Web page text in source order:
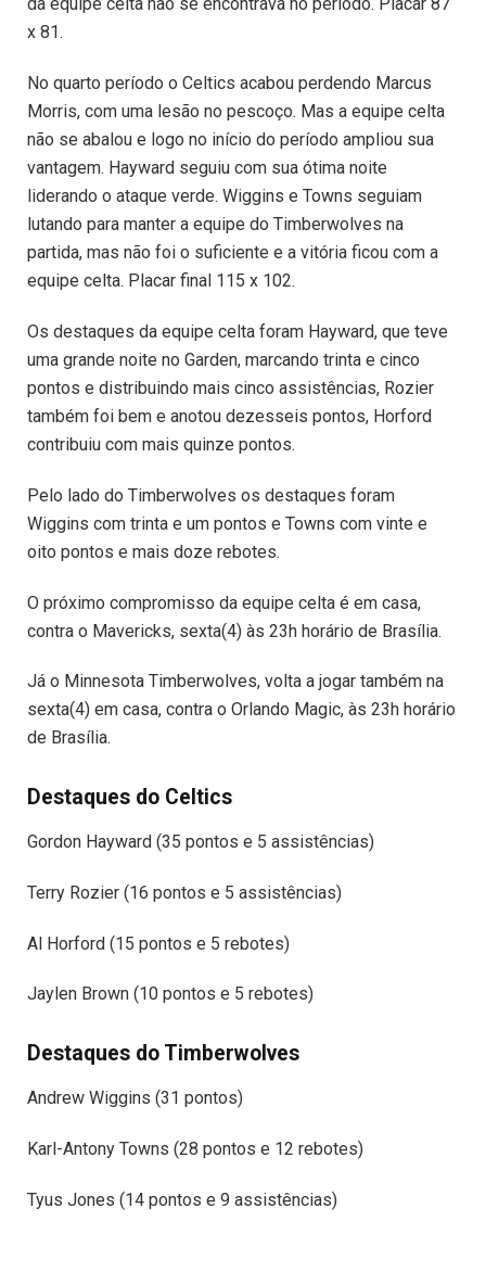
da equipe celta não se encontrava no período. Placar 87
x 81.
No quarto período o Celtics acabou perdendo Marcus
Morris, com uma lesão no pescoço. Mas a equipe celta
não se abalou e logo no início do período ampliou sua
vantagem. Hayward seguiu com sua ótima noite
liderando o ataque verde. Wiggins e Towns seguiam
lutando para manter a equipe do Timberwolves na
partida, mas não foi o suficiente e a vitória ficou com a
equipe celta. Placar final 115 x 102.
Os destaques da equipe celta foram Hayward, que teve
uma grande noite no Garden, marcando trinta e cinco
pontos e distribuindo mais cinco assistências, Rozier
também foi bem e anotou dezesseis pontos, Horford
contribuiu com mais quinze pontos.
Pelo lado do Timberwolves os destaques foram
Wiggins com trinta e um pontos e Towns com vinte e
oito pontos e mais doze rebotes.
O próximo compromisso da equipe celta é em casa,
contra o Mavericks, sexta(4) às 23h horário de Brasília.
Já o Minnesota Timberwolves, volta a jogar também na
sexta(4) em casa, contra o Orlando Magic, às 23h horário
de Brasília.
Destaques do Celtics
Gordon Hayward (35 pontos e 5 assistências)
Terry Rozier (16 pontos e 5 assistências)
Al Horford (15 pontos e 5 rebotes)
Jaylen Brown (10 pontos e 5 rebotes)
Destaques do Timberwolves
Andrew Wiggins (31 pontos)
Karl-Antony Towns (28 pontos e 12 rebotes)
Tyus Jones (14 pontos e 9 assistências)